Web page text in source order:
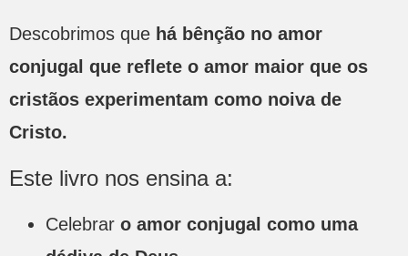
Descobrimos que há bênção no amor
conjugal que reflete o amor maior que os
cristãos experimentam como noiva de
Cristo.
Este livro nos ensina a:
Celebrar o amor conjugal como uma